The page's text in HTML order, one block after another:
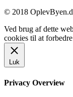
© 2018
Ved brug af dette
cookies til at
Luk
Privacy Overview